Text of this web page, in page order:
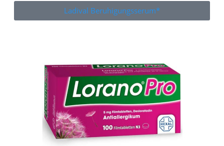
Ladival Beruhigungsserum*